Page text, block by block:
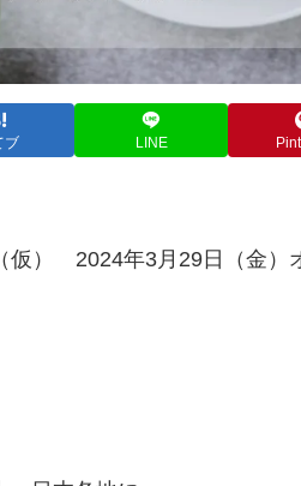
ブ LINE
仮） 2024年3月29日（金）